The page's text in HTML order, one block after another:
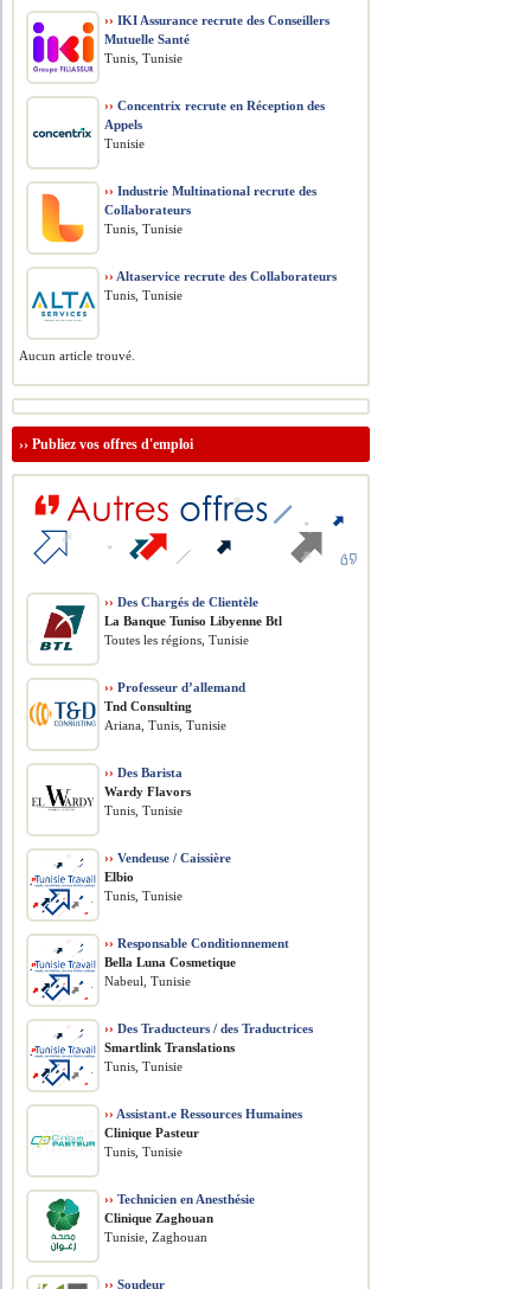
›› IKI Assurance recrute des Conseillers
Mutuelle Santé
Tunis, Tunisie
›› Concentrix recrute en Réception des
Appels
Tunisie
›› Industrie Multinational recrute des
Collaborateurs
Tunis, Tunisie
›› Altaservice recrute des Collaborateurs
Tunis, Tunisie
Aucun article trouvé.
››Publiez vos offres d'emploi
›› Des Chargés de Clientèle
La Banque Tuniso Libyenne Btl
Toutes les régions, Tunisie
›› Professeur d’allemand
Tnd Consulting
Ariana, Tunis, Tunisie
›› Des Barista
Wardy Flavors
Tunis, Tunisie
›› Vendeuse / Caissière
Elbio
Tunis, Tunisie
›› Responsable Conditionnement
Bella Luna Cosmetique
Nabeul, Tunisie
›› Des Traducteurs / des Traductrices
Smartlink Translations
Tunis, Tunisie
›› Assistant.e Ressources Humaines
Clinique Pasteur
Tunis, Tunisie
›› Technicien en Anesthésie
Clinique Zaghouan
Tunisie, Zaghouan
›› Soudeur